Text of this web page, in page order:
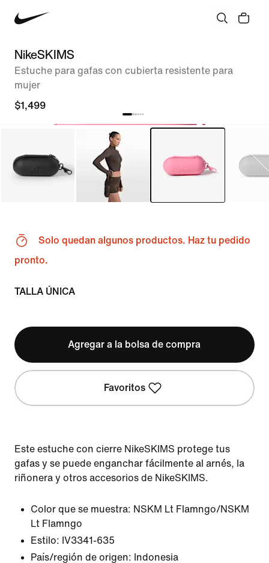
NikeSKIMS
Estuche para gafas con cubierta resistente para
mujer
$1,499
Solo quedan algunos productos. Haz tu pedido
pronto.
TALLA ÚNICA
Agregar a la bolsa de compra
Favoritos
Este estuche con cierre NikeSKIMS protege tus
gafas y se puede enganchar fácilmente al arnés, la
riñonera y otros accesorios de NikeSKIMS.
Color que se muestra: NSKM Lt Flamngo/NSKM
Lt Flamngo
Estilo: IV3341-635
País/región de origen: Indonesia